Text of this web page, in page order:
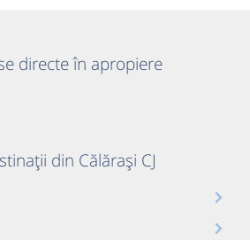
directe în apropiere
din Călărași CJ